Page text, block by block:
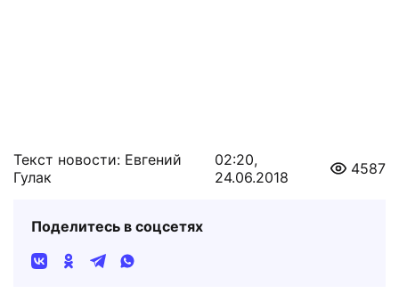
Текст новости: Евгений
Гулак
02:20,
24.06.2018
4587
Поделитесь в соцсетях